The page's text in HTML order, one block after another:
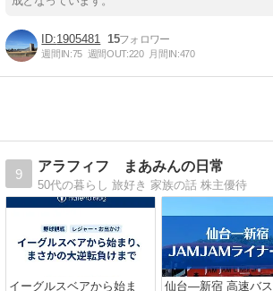
1905481 15
週間IN:75 週間OUT:220 月間IN:470
9
アラフィフ まあみんの日常
50代の暮らし 旅好き 家族の話 株主優待
イーグルスベアから始ま
仙台―新宿 高速バス